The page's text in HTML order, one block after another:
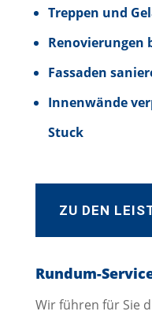
Treppen und
Renovierungen
Fassaden
Innenwände
Stuck
ZU DEN
Rundum-
Wir führen für Sie